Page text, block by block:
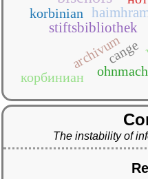
stiftsbibliothek
archivumcange
korbinian
корбиниан
The instability of